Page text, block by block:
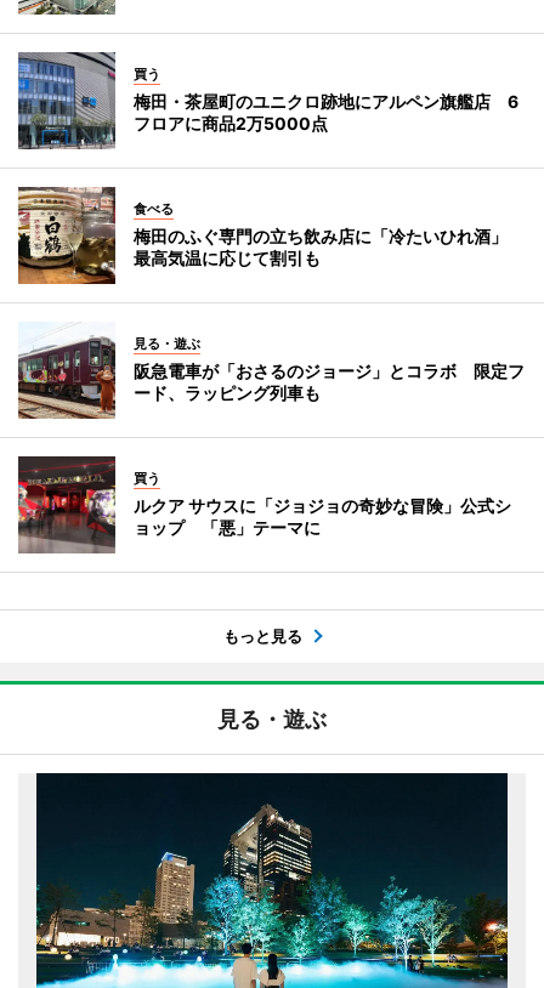
買う
梅田・茶屋町のユニクロ跡地にアルペン旗艦店 6
フロアに商品2万5000点
食べる
梅田のふぐ専門の立ち飲み店に「冷たいひれ酒」
最高気温に応じて割引も
見る・遊ぶ
阪急電車が「おさるのジョージ」とコラボ 限定フ
ード、ラッピング列車も
買う
ルクア サウスに「ジョジョの奇妙な冒険」公式シ
ョップ 「悪」テーマに
もっと見る
見る・遊ぶ